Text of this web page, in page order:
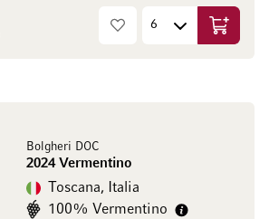
Bolgheri DOC
2024 Vermentino
Toscana, Italia
100% Vermentino